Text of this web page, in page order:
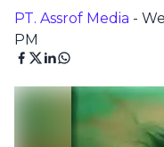
PT. Assrof Media -
PM